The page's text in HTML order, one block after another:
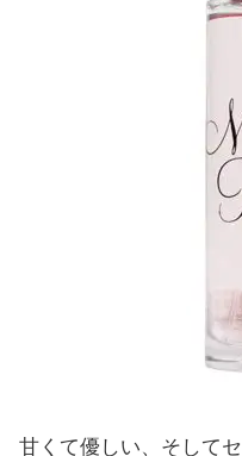
甘くて優しい、そして